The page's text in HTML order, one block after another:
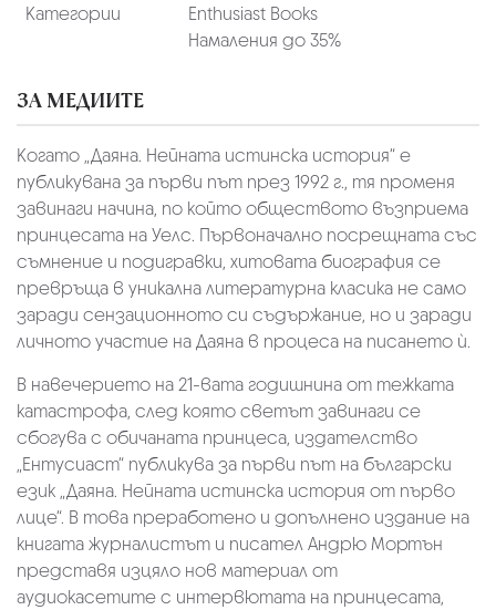
Категории
Enthusiast Books
Намаления до 35%
ЗА МЕДИИТЕ
Когато „Даяна. Нейната истинска история“ е
публикувана за първи път през 1992 г., тя променя
завинаги начина, по който обществото възприема
принцесата на Уелс. Първоначално посрещната със
съмнение и подигравки, хитовата биография се
превръща в уникална литературна класика не само
заради сензационното си съдържание, но и заради
личното участие на Даяна в процеса на писането ѝ.
В навечерието на 21-вата годишнина от тежката
катастрофа, след която светът завинаги се
сбогува с обичаната принцеса, издателство
„Ентусиаст“ публикува за първи път на български
език „Даяна. Нейната истинска история от първо
лице“. В това преработено и допълнено издание на
книгата журналистът и писател Андрю Мортън
представя изцяло нов материал от
аудиокасетите с интервютата на принцесата,